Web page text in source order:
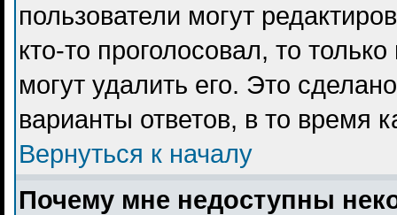
пользователи могут
кто-то проголосовал, то
могут удалить его. Это
варианты ответов, в то время
Вернуться к началу
Почему мне недоступны